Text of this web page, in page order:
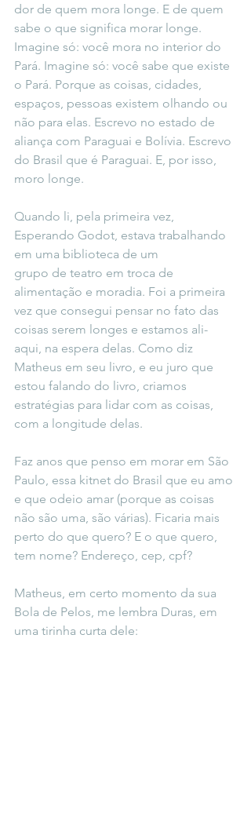
dor de quem mora longe. E de quem
sabe o que significa morar longe.
Imagine só: você mora no interior do
Pará. Imagine só: você sabe que existe
o Pará. Porque as coisas, cidades,
espaços, pessoas existem olhando ou
não para elas. Escrevo no estado de
aliança com Paraguai e Bolívia. Escrevo
do Brasil que é Paraguai. E, por isso,
moro longe.
Quando li, pela primeira vez,
Esperando Godot, estava trabalhando
em uma biblioteca de um
grupo de teatro em troca de
alimentação e moradia. Foi a primeira
vez que consegui pensar no fato das
coisas serem longes e estamos ali-
aqui, na espera delas. Como diz
Matheus em seu livro, e eu juro que
estou falando do livro, criamos
estratégias para lidar com as coisas,
com a longitude delas.
Faz anos que penso em morar em São
Paulo, essa kitnet do Brasil que eu amo
e que odeio amar (porque as coisas
não são uma, são várias). Ficaria mais
perto do que quero? E o que quero,
tem nome? Endereço, cep, cpf?
Matheus, em certo momento da sua
Bola de Pelos, me lembra Duras, em
uma tirinha curta dele: